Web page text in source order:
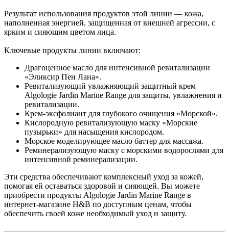
Результат использования продуктов этой линии — кожа,
наполненная энергией, защищенная от внешней агрессии, с
ярким и сияющим цветом лица.
Ключевые продукты линии включают:
Драгоценное масло для интенсивной ревитализации
«Эликсир Пен Лана».
Ревитализующий увлажняющий защитный крем
Algologie Jardin Marine Range для защиты, увлажнения и
ревитализации.
Крем-эксфолиант для глубокого очищения «Морской».
Кислородную ревитализующую маску «Морские
пузырьки» для насыщения кислородом.
Морское моделирующее масло баттер для массажа.
Реминерализующую маску с морскими водорослями для
интенсивной реминерализации.
Эти средства обеспечивают комплексный уход за кожей,
помогая ей оставаться здоровой и сияющей. Вы можете
приобрести продукты Algologie Jardin Marine Range в
интернет-магазине H&B по доступным ценам, чтобы
обеспечить своей коже необходимый уход и защиту.